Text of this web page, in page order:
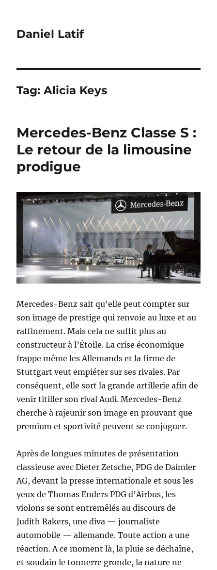
Daniel Latif
Tag:Alicia Keys
Mercedes-Benz Classe S :
Le retour de la limousine
prodigue
Mercedes-Benz sait qu’elle peut compter sur
son image de prestige qui renvoie au luxe et au
raffinement. Mais cela ne suffit plus au
constructeur à l’Étoile. La crise économique
frappe même les Allemands et la firme de
Stuttgart veut empiéter sur ses rivales. Par
conséquent, elle sort la grande artillerie afin de
venir titiller son rival Audi. Mercedes-Benz
cherche à rajeunir son image en prouvant que
premium et sportivité peuvent se conjuguer.
Après de longues minutes de présentation
classieuse avec Dieter Zetsche, PDG de Daimler
AG, devant la presse internationale et sous les
yeux de Thomas Enders PDG d’Airbus, les
violons se sont entremêlés au discours de
Judith Rakers, une diva — journaliste
automobile — allemande. Toute action a une
réaction. A ce moment là, la pluie se déchaîne,
et soudain le tonnerre gronde, la nature ne